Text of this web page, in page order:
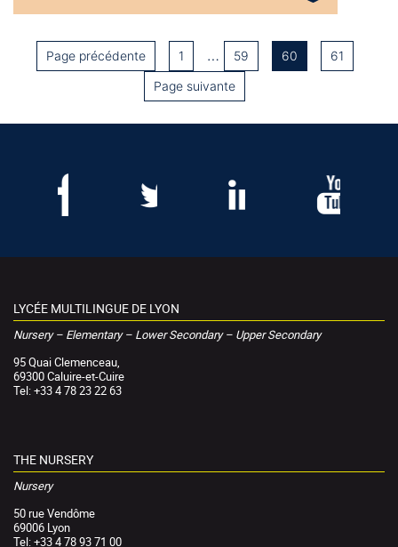
Page précédente 1 … 59 60
61
Page suivante
LYCÉE MULTILINGUE DE LYON
Nursery – Elementary – Lower Secondary – Upper Secondary
95 Quai Clemenceau,
69300 Caluire-et-Cuire
Tel: +33 4 78 23 22 63
THE NURSERY
Nursery
50 rue Vendôme
69006 Lyon
Tel: +33 4 78 93 71 00